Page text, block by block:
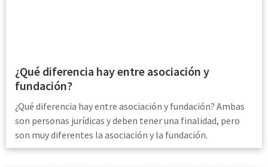
¿Qué diferencia hay entre asociación y
fundación?
¿Qué diferencia hay entre asociación y fundación? Ambas
son personas jurídicas y deben tener una finalidad, pero
son muy diferentes la asociación y la fundación.